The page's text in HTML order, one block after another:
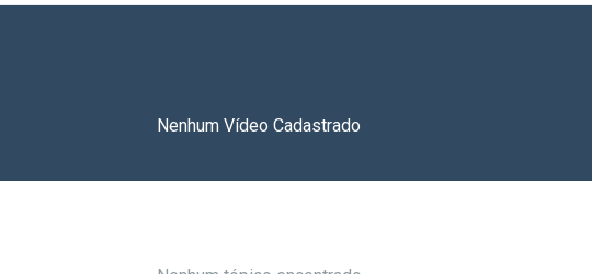
Nenhum Vídeo Cadastrado